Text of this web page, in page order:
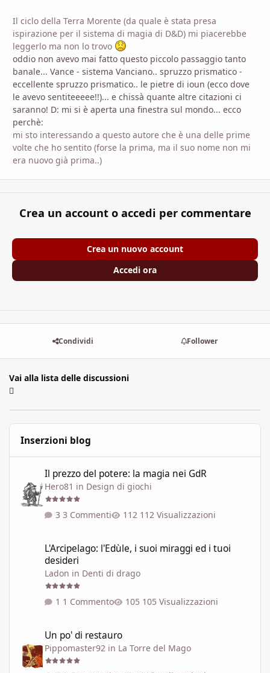
Il ciclo della Terra Morente (da quale è stata presa
ispirazione per il sistema di magia di D&D) mi piacerebbe
leggerlo ma non lo trovo
oddio non avevo mai fatto questo piccolo passaggio tanto
banale... Vance - sistema Vanciano.. spruzzo prismatico -
eccellente spruzzo prismatico.. le pietre di ioun (ecco dove
le avevo sentiteeeee!!)... e chissà quante altre citazioni ci
saranno! D: mi si è aperta una finestra sul mondo... ecco
perchè:
mi sto interessando a questo autore che è una delle prime
volte che ho sentito (forse la prima, ma il suo nome non mi
era nuovo già prima..)
Crea un account o accedi per commentare
Crea un nuovo account
Accedi ora
Condividi Follower
Vai alla lista delle discussioni
Inserzioni blog
Il prezzo del potere: la magia nei GdR
Hero81 in Design di giochi
3 Commenti 112 Visualizzazioni
L'Arcipelago: l'Edùle, i suoi miraggi ed i tuoi
desideri
Ladon in Denti di drago
1 Commento 105 Visualizzazioni
Un po' di restauro
Pippomaster92 in La Torre del Mago